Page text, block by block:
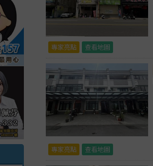
專家亮點 查看地圖
專家亮點 查看地圖